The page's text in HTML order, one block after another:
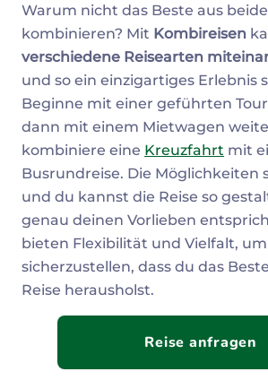
Warum nicht das Beste aus
kombinieren? Mit Kombireisen
verschiedene Reisearten
und so ein einzigartiges Erlebnis
Beginne mit einer geführten
dann mit einem Mietwagen
kombiniere eine Kreuzfahrt mit
Busrundreise. Die Möglichkeiten
und du kannst die Reise so
genau deinen Vorlieben
bieten Flexibilität und Vielfalt, um
sicherzustellen, dass du das
Reise herausholst.
Reise anfragen